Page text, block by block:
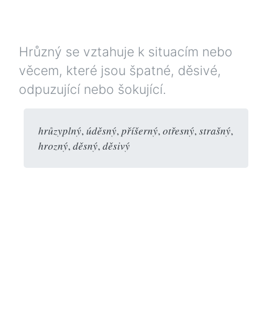
Hrůzný se vztahuje k situacím nebo
věcem, které jsou špatné, děsivé,
odpuzující nebo šokující.
hrůzyplný,úděsný,příšerný,otřesný,strašný,
hrozný,děsný,děsivý